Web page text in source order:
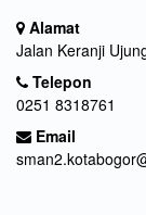
Alamat
Jalan Keranji
Telepon
0251 8318761
Email